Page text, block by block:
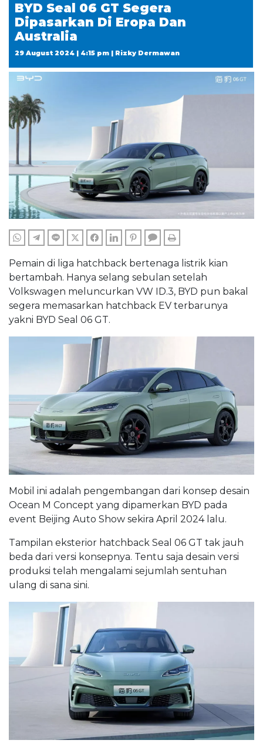
BYD Seal 06 GT Segera
Dipasarkan Di Eropa Dan
Australia
29 August 2024 | 4:15 pm | Rizky Dermawan
WHATSAPPTELEGRAM
LINE TWITTERFACEBOOKLINKEDINPINTERESTCOMMENTS
Pemain di liga hatchback bertenaga listrik kian
bertambah. Hanya selang sebulan setelah
Volkswagen meluncurkan VW ID.3, BYD pun bakal
segera memasarkan hatchback EV terbarunya
yakni BYD Seal 06 GT.
Mobil ini adalah pengembangan dari konsep desain
Ocean M Concept yang dipamerkan BYD pada
event Beijing Auto Show sekira April 2024 lalu.
Tampilan eksterior hatchback Seal 06 GT tak jauh
beda dari versi konsepnya. Tentu saja desain versi
produksi telah mengalami sejumlah sentuhan
ulang di sana sini.